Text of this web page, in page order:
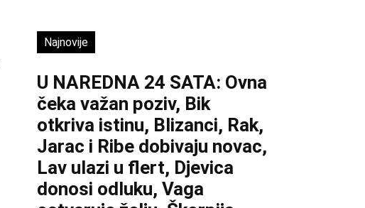
Najnovije
U NAREDNA 24 SATA: Ovna
čeka važan poziv, Bik
otkriva istinu, Blizanci, Rak,
Jarac i Ribe dobivaju novac,
Lav ulazi u flert, Djevica
donosi odluku, Vaga